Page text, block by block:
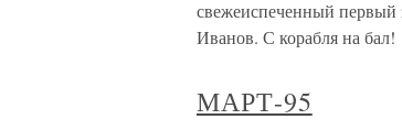
свежеиспеченный первый
Иванов. С корабля на бал!
МАРТ-95